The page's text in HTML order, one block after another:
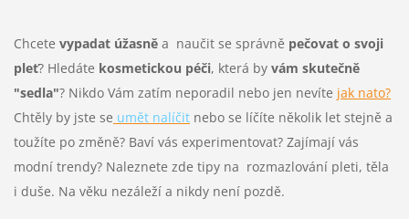
Chcete vypadat úžasněa naučit se správně pečovat o svoji
pleť? Hledáte kosmetickou péči, která by vám skutečně
"sedla"?Nikdo Vám zatím neporadil nebo jen nevíte jak nato?
Chtěly by jste se umět nalíčitnebo se líčíte několik let stejně a
toužíte po změně? Baví vás experimentovat? Zajímají vás
modní trendy? Naleznete zde tipy na rozmazlování pleti, těla
i duše. Na věku nezáleží a nikdy není pozdě.